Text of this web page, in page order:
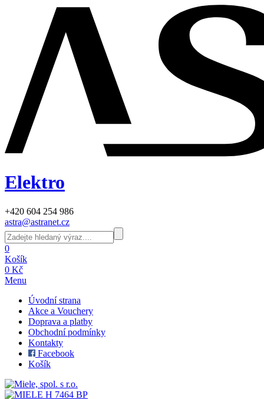
Elektro
+420 604 254 986
astra@astranet.cz
0
Košík
0 Kč
Menu
Úvodní strana
Akce a Vouchery
Doprava a platby
Obchodní podmínky
Kontakty
Facebook
Košík